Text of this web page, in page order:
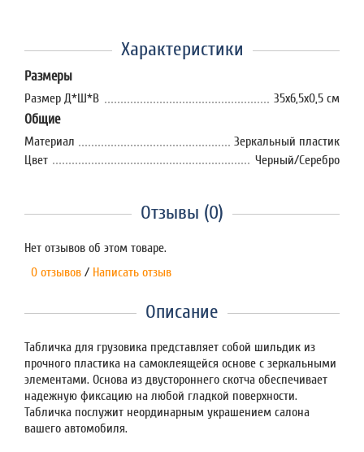
Характеристики
Размеры
Размер Д*Ш*В 35х6,5х0,5 см
Общие
Материал
Зеркальный пластик
Цвет
Черный/Серебро
Отзывы (0)
Нет отзывов об этом товаре.
0 отзывов / Написать отзыв
Описание
Табличка для грузовика представляет собой шильдик из
прочного пластика на самоклеящейся основе с зеркальными
элементами. Основа из двустороннего скотча обеспечивает
надежную фиксацию на любой гладкой поверхности.
Табличка послужит неординарным украшением салона
вашего автомобиля.